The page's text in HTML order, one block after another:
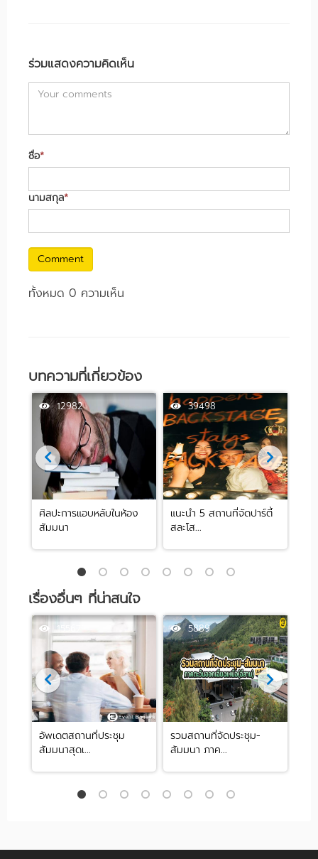
ร่วมแสดงความคิดเห็น
ชื่อ*
นามสกุล*
Comment
ทั้งหมด 0 ความเห็น
บทความที่เกี่ยวข้อง
12982
ศิลปะการแอบหลับในห้อง
สัมมนา
39498
แนะนำ 5 สถานที่จัดปาร์ตี้
สละโส...
เรื่องอื่นๆ ที่น่าสนใจ
15567
อัพเดตสถานที่ประชุม
สัมมนาสุดเ...
5889
รวมสถานที่จัดประชุม-
สัมมนา ภาค...